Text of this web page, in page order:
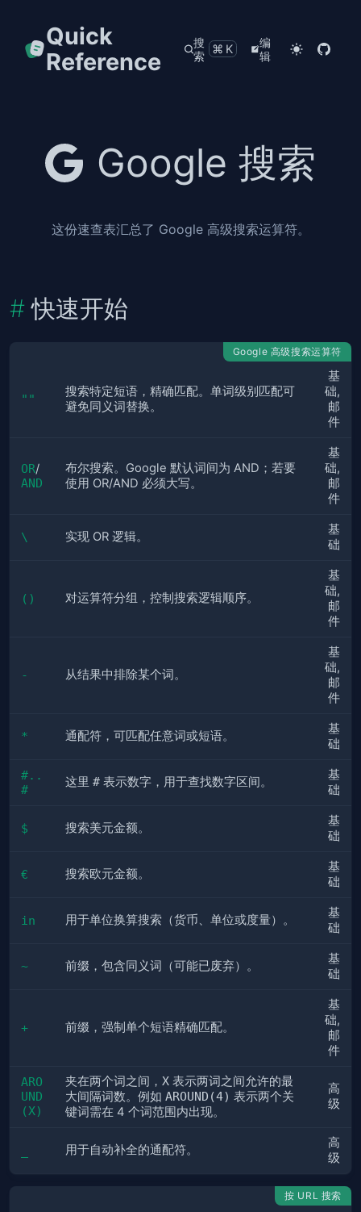
Quick
Reference
搜
索
⌘K
编
辑
Google 搜索
这份速查表汇总了 Google 高级搜索运算符。
快速开始
Google 高级搜索运算符
""
搜索特定短语，精确匹配。单词级别匹配可
避免同义词替换。
基
础,
邮
件
OR/
AND
布尔搜索。Google 默认词间为 AND；若要
使用 OR/AND 必须大写。
基
础,
邮
件
\ 实现 OR 逻辑。
基
础
() 对运算符分组，控制搜索逻辑顺序。
基
础,
邮
件
- 从结果中排除某个词。
基
础,
邮
件
* 通配符，可匹配任意词或短语。
基
础
#..
#
这里 # 表示数字，用于查找数字区间。
基
础
$ 搜索美元金额。
基
础
€ 搜索欧元金额。
基
础
in 用于单位换算搜索（货币、单位或度量）。
基
础
~ 前缀，包含同义词（可能已废弃）。
基
础
+ 前缀，强制单个短语精确匹配。
基
础,
邮
件
ARO
UND
(X)
夹在两个词之间， X 表示两词之间允许的最
大间隔词数。例如 AROUND(4) 表示两个关
键词需在 4 个词范围内出现。
高
级
用于自动补全的通配符。
高
级
按 URL 搜索